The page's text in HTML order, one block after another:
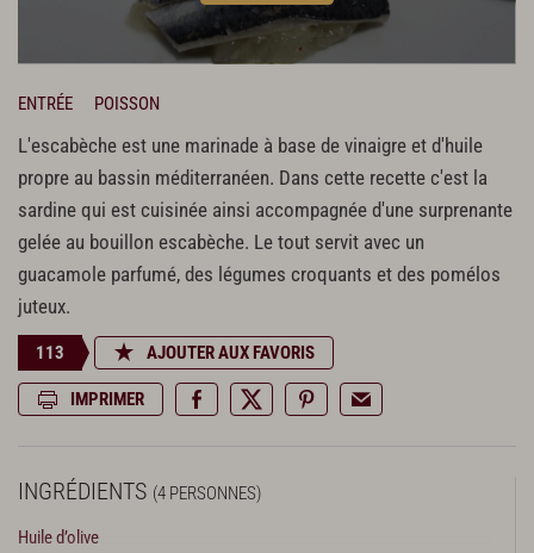
ENTRÉE POISSON
L'escabèche est une marinade à base de vinaigre et d'huile
propre au bassin méditerranéen. Dans cette recette c'est la
sardine qui est cuisinée ainsi accompagnée d'une surprenante
gelée au bouillon escabèche. Le tout servit avec un
guacamole parfumé, des légumes croquants et des pomélos
juteux.
113 AJOUTER AUX FAVORIS
IMPRIMER
INGRÉDIENTS (4 PERSONNES)
Huile d’olive